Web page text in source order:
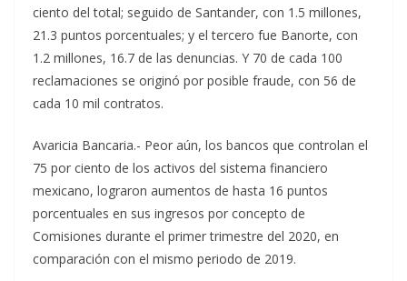
ciento del total; seguido de Santander, con 1.5 millones,
21.3 puntos porcentuales; y el tercero fue Banorte, con
1.2 millones, 16.7 de las denuncias. Y 70 de cada 100
reclamaciones se originó por posible fraude, con 56 de
cada 10 mil contratos.
Avaricia Bancaria.- Peor aún, los bancos que controlan el
75 por ciento de los activos del sistema financiero
mexicano, lograron aumentos de hasta 16 puntos
porcentuales en sus ingresos por concepto de
Comisiones durante el primer trimestre del 2020, en
comparación con el mismo periodo de 2019.